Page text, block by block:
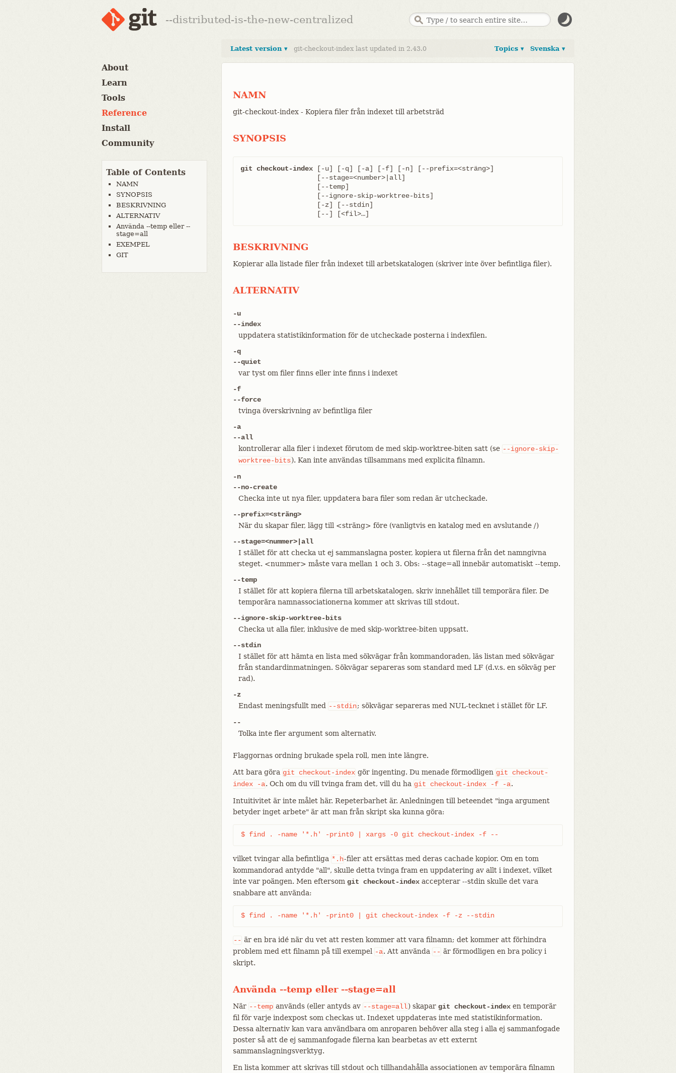
--distributed-is-the-new-centralized
About
Learn
Tools
Reference
Install
Community
Table of Contents
NAMN
SYNOPSIS
BESKRIVNING
ALTERNATIV
Använda --temp eller --
stage=all
EXEMPEL
GIT
Svenska ▾
Topics ▾
Latest version ▾ git-checkout-index last updated in 2.43.0
NAMN
git-checkout-index - Kopiera filer från indexet till arbetsträd
SYNOPSIS
git checkout-index [-u] [-q] [-a] [-f] [-n] [--prefix=<sträng>]
		   [--] [<fil>…​]
BESKRIVNING
Kopierar alla listade filer från indexet till arbetskatalogen (skriver inte över befintliga filer).
ALTERNATIV
-u
--index
uppdatera statistikinformation för de utcheckade posterna i indexfilen.
-q
--quiet
var tyst om filer finns eller inte finns i indexet
-f
--force
tvinga överskrivning av befintliga filer
-a
--all
kontrollerar alla filer i indexet förutom de med skip-worktree-biten satt (se --ignore-skip-
worktree-bits). Kan inte användas tillsammans med explicita filnamn.
-n
--no-create
Checka inte ut nya filer, uppdatera bara filer som redan är utcheckade.
--prefix=<sträng>
När du skapar filer, lägg till <sträng> före (vanligtvis en katalog med en avslutande /)
--stage=<nummer>|all
I stället för att checka ut ej sammanslagna poster, kopiera ut filerna från det namngivna
steget. <nummer> måste vara mellan 1 och 3. Obs: --stage=all innebär automatiskt --temp.
--temp
I stället för att kopiera filerna till arbetskatalogen, skriv innehållet till temporära filer. De
temporära namnassociationerna kommer att skrivas till stdout.
--ignore-skip-worktree-bits
Checka ut alla filer, inklusive de med skip-worktree-biten uppsatt.
--stdin
I stället för att hämta en lista med sökvägar från kommandoraden, läs listan med sökvägar
från standardinmatningen. Sökvägar separeras som standard med LF (d.v.s. en sökväg per
rad).
-z
Endast meningsfullt med
--stdin; sökvägar separeras med NUL-tecknet i stället för LF.
--
Tolka inte fler argument som alternativ.
Flaggornas ordning brukade spela roll, men inte längre.
Att bara göra git checkout-index gör ingenting. Du menade förmodligen git
checkout-
index
-a. Och om du vill tvinga fram det, vill du ha git checkout-index -f -a.
Intuitivitet är inte målet här. Repeterbarhet är. Anledningen till beteendet "inga argument
betyder inget arbete" är att man från skript ska kunna göra:
$ find . -name '*.h' -print0 | xargs -0 git checkout-index -f --
vilket tvingar alla befintliga *.h-filer att ersättas med deras cachade kopior. Om en tom
kommandorad antydde "all", skulle detta tvinga fram en uppdatering av allt i indexet, vilket
inte var poängen. Men eftersom git checkout-index accepterar --stdin skulle det vara
snabbare att använda:
$ find . -name '*.h' -print0 | git checkout-index -f -z --stdin
-- är en bra idé när du vet att resten kommer att vara filnamn; det kommer att förhindra
problem med ett filnamn på till exempel -a. Att använda -- är förmodligen en bra policy i
skript.
Använda --temp eller --stage=all
När --temp används (eller antyds av --stage=all) skapar git checkout-index en temporär
fil för varje indexpost som checkas ut. Indexet uppdateras inte med statistikinformation.
Dessa alternativ kan vara användbara om anroparen behöver alla steg i alla ej sammanfogade
poster så att de ej sammanfogade filerna kan bearbetas av ett externt
sammanslagningsverktyg.
En lista kommer att skrivas till stdout och tillhandahålla associationen av temporära filnamn